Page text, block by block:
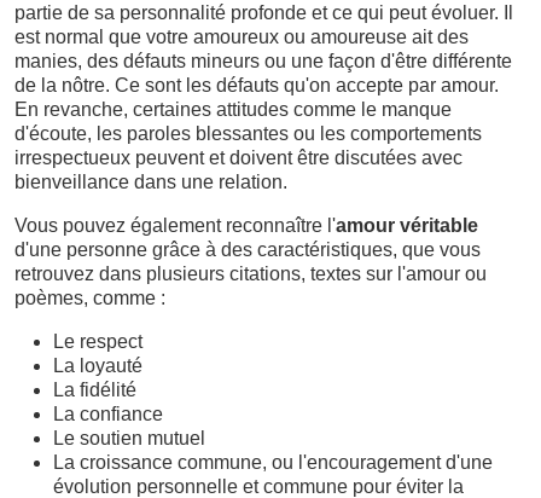
partie de sa personnalité profonde et ce qui peut évoluer. Il
est normal que votre amoureux ou amoureuse ait des
manies, des défauts mineurs ou une façon d'être différente
de la nôtre. Ce sont les défauts qu'on accepte par amour.
En revanche, certaines attitudes comme le manque
d'écoute, les paroles blessantes ou les comportements
irrespectueux peuvent et doivent être discutées avec
bienveillance dans une relation.
Vous pouvez également reconnaître l'amour véritable
d'une personne grâce à des caractéristiques, que vous
retrouvez dans plusieurs citations, textes sur l'amour ou
poèmes, comme :
Le respect
La loyauté
La fidélité
La confiance
Le soutien mutuel
La croissance commune, ou l'encouragement d'une
évolution personnelle et commune pour éviter la